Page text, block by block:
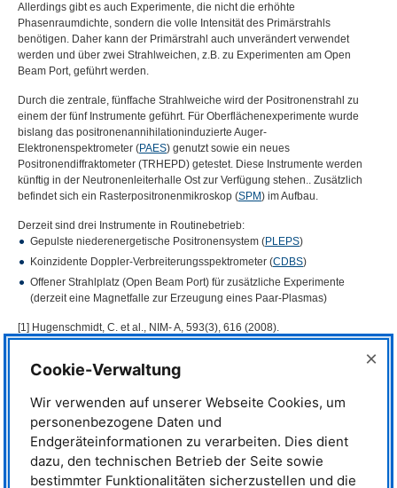
Allerdings gibt es auch Experimente, die nicht die erhöhte
Phasenraumdichte, sondern die volle Intensität des Primärstrahls
benötigen. Daher kann der Primärstrahl auch unverändert verwendet
werden und über zwei Strahlweichen, z.B. zu Experimenten am Open
Beam Port, geführt werden.
Durch die zentrale, fünffache Strahlweiche wird der Positronenstrahl zu
einem der fünf Instrumente geführt. Für Oberflächenexperimente wurde
bislang das positronenannihilationinduzierte Auger-
Elektronenspektrometer (PAES) genutzt sowie ein neues
Positronendiffraktometer (TRHEPD) getestet. Diese Instrumente werden
künftig in der Neutronenleiterhalle Ost zur Verfügung stehen.. Zusätzlich
befindet sich ein Rasterpositronenmikroskop (SPM) im Aufbau.
Derzeit sind drei Instrumente in Routinebetrieb:
Gepulste niederenergetische Positronensystem (PLEPS)
Koinzidente Doppler-Verbreiterungsspektrometer (CDBS)
Offener Strahlplatz (Open Beam Port) für zusätzliche Experimente
(derzeit eine Magnetfalle zur Erzeugung eines Paar-Plasmas)
[1] Hugenschmidt, C. et al., NIM- A, 593(3), 616 (2008).
[2] Hugenschmidt, C. et al., New J. Phys., 14(5), 055027 (2012).
[4] Piochacz, C. et al., Appl. Surf. Sci., 255(1), 98 (2008).
Typische Anwendungen
Technische Daten
Cookie-Verwaltung ×
Wir verwenden auf unserer Webseite Cookies, um
personenbezogene Daten und
Endgeräteinformationen zu verarbeiten. Dies dient
dazu, den technischen Betrieb der Seite sowie
bestimmter Funktionalitäten sicherzustellen und die